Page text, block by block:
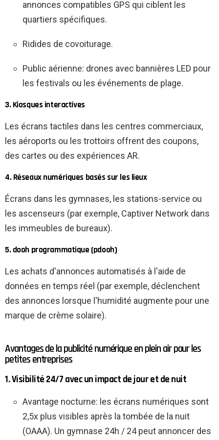
annonces compatibles GPS qui ciblent les
quartiers spécifiques.
Ridides de covoiturage.
Public aérienne: drones avec bannières LED pour
les festivals ou les événements de plage.
3. Kiosques interactives
Les écrans tactiles dans les centres commerciaux,
les aéroports ou les trottoirs offrent des coupons,
des cartes ou des expériences AR.
4. Réseaux numériques basés sur les lieux
Écrans dans les gymnases, les stations-service ou
les ascenseurs (par exemple, Captiver Network dans
les immeubles de bureaux).
5. dooh programmatique (pdooh)
Les achats d'annonces automatisés à l'aide de
données en temps réel (par exemple, déclenchent
des annonces lorsque l'humidité augmente pour une
marque de crème solaire).
Avantages de la publicité numérique en plein air pour les
petites entreprises
1. Visibilité 24/7 avec un impact de jour et de nuit
Avantage nocturne: les écrans numériques sont
2,5x plus visibles après la tombée de la nuit
(OAAA). Un gymnase 24h / 24 peut annoncer des